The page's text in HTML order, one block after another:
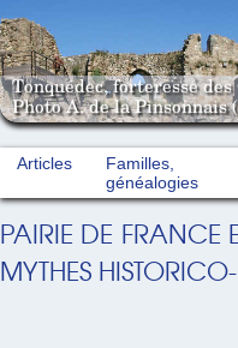
Tonquédec, forteresse
Photo A. de la Pinsonnais
Articles
Familles,
généalogies
PAIRIE DE FRANCE
MYTHES